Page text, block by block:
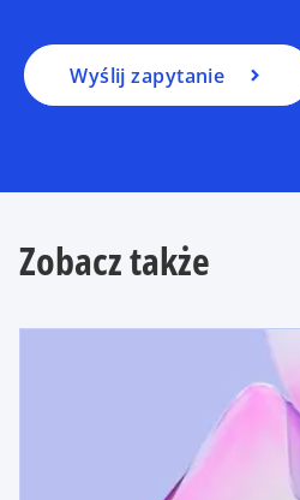
Wyślij zapytanie
Zobacz także